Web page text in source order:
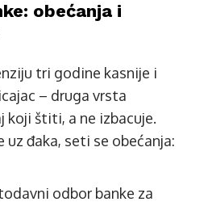
obećanja i
tri godine kasnije i
– druga vrsta
koji štiti, a ne izbacuje.
uz đaka, seti se obećanja:
odbor banke za